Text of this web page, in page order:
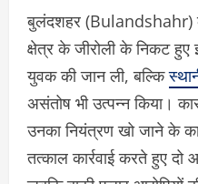
बुलंदशहर (Bulandshahr)
क्षेत्र के जीरोली के निकट हुए
युवक की जान ली, बल्कि
असंतोष भी उत्पन्न किया।
उनका नियंत्रण खो जाने के
तत्काल कार्रवाई करते हुए दो